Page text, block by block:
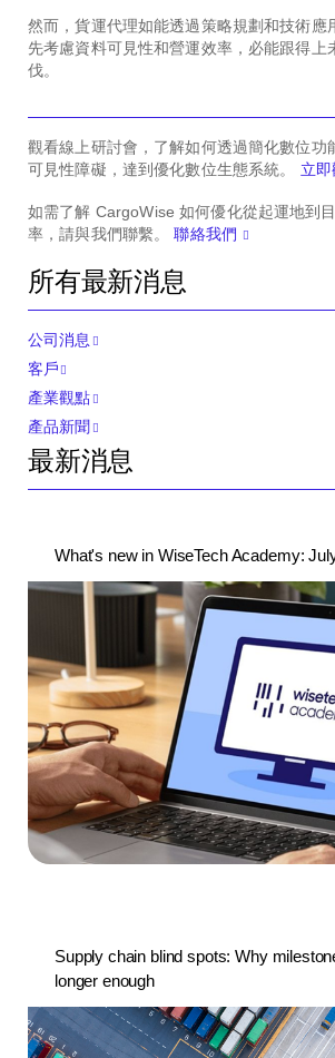
然而，貨運代理如能透過策略規劃和技術應
先考慮資料可見性和營運效率，必能跟得上
伐。
觀看線上研討會，了解如何透過簡化數位功
可見性障礙，達到優化數位生態系統。
立
如需了解 CargoWise 如何優化從起運地到
率，請與我們聯繫。
聯絡我們
所有最新消息
公司消息
客戶
產業觀點
產品新聞
最新消息
What's new in WiseTech Academy:
Supply chain blind spots: Why
longer enough